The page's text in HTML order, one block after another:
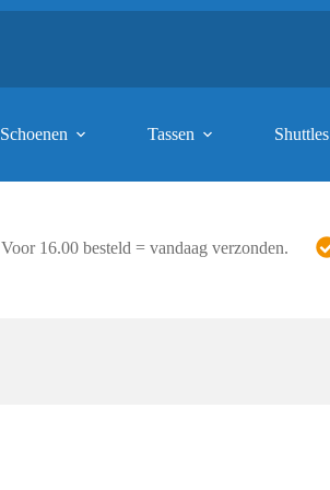
Schoenen Tassen Shuttles
Voor 16.00 besteld = vandaag verzonden.